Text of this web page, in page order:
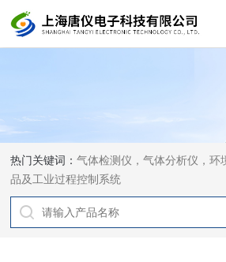
热门关键词：气体检测仪，气体分析仪，环
品及工业过程控制系统